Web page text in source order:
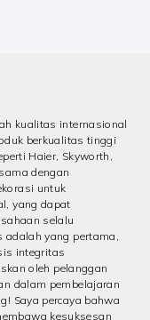
kualitas internasional
berkualitas tinggi
Haier, Skyworth,
dengan
untuk
yang dapat
selalu
yang pertama,
integritas
oleh pelanggan
dalam pembelajaran
Saya percaya bahwa
kesuksesan